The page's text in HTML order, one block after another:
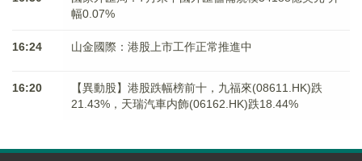
幅0.07%
16:24 山金國際：港股上市工作正常推進中
16:20
【異動股】港股跌幅榜前十，九福來(08611.HK)跌
21.43%，天瑞汽車内飾(06162.HK)跌18.44%